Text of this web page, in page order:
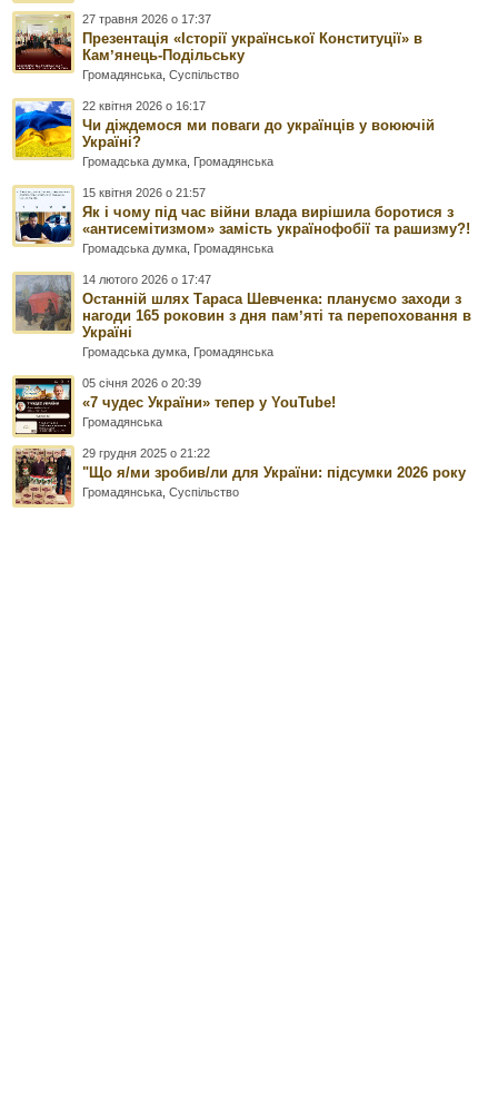
27 травня 2026 о 17:37
Презентація «Історії української Конституції» в
Камʼянець-Подільську
Громадянська ,Суспільство
22 квітня 2026 о 16:17
Чи діждемося ми поваги до українців у воюючій
Україні?
Громадська думка Громадянська
15 квітня 2026 о 21:57
Як і чому під час війни влада вирішила боротися з
«антисемітизмом» замість українофобії та рашизму?!
Громадська думка Громадянська
14 лютого 2026 о 17:47
Останній шлях Тараса Шевченка: плануємо заходи з
нагоди 165 роковин з дня памʼяті та перепоховання в
Україні
Громадська думка Громадянська
05 січня 2026 о 20:39
«7 чудес України» тепер у YouTube!
Громадянська
29 грудня 2025 о 21:22
"Що я/ми зробив/ли для України: підсумки 2026 року
Громадянська ,Суспільство